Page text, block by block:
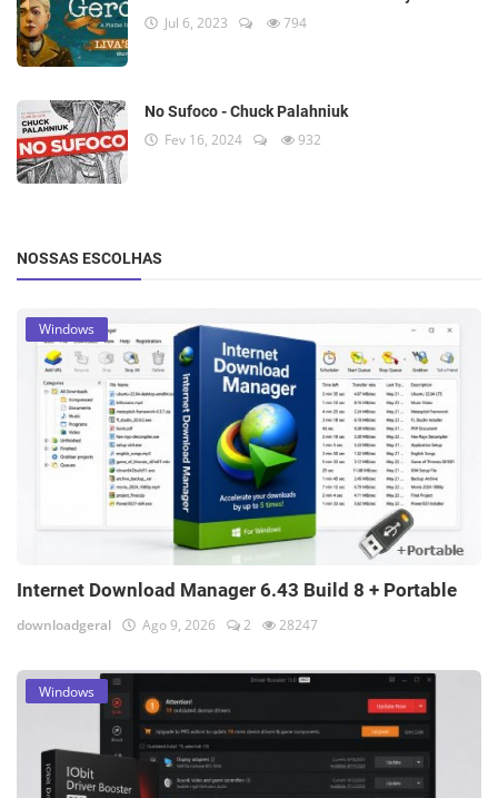
Jul 6, 2023 794
No Sufoco - Chuck Palahniuk
Fev 16, 2024 932
NOSSAS ESCOLHAS
Windows
Internet Download Manager 6.43 Build 8 + Portable
downloadgeral Ago 9, 2026 2 28247
Windows